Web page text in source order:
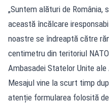
„Suntem alături de România,
această încălcare
noastre se îndreaptă către
centimetru din teritoriul
Ambasadei Statelor Unite ale
Mesajul vine la scurt timp
atenție formularea folosită